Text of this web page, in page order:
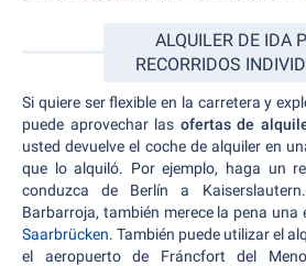
ALQUILER DE IDA
RECORRIDOS
Si quiere ser flexible en la carretera y
puede aprovechar las ofertas de
usted devuelve el coche de alquiler en
que lo alquiló. Por ejemplo, haga un
conduzca de Berlín a
Barbarroja, también merece la pena una
Saarbrücken. También puede utilizar el
el aeropuerto de Fráncfort del